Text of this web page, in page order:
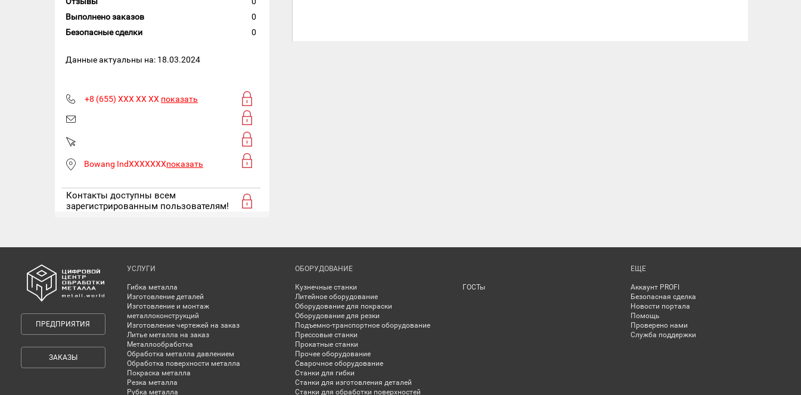
Выполнено заказов
0
Безопасные сделки
0
Данные актуальны на: 18.03.2024
+8 (655) XXX XX XX показать
Bowang IndXXXXXXXпоказать
Контакты доступны всем
зарегистрированным пользователям!
ПРЕДПРИЯТИЯ
ЗАКАЗЫ
УСЛУГИ
Гибка металла
Изготовление деталей
Изготовление и монтаж
металлоконструкций
Изготовление чертежей на заказ
Литье металла на заказ
Металлообработка
Обработка металла давлением
Обработка поверхности металла
Покраска металла
Резка металла
Рубка металла
ОБОРУДОВАНИЕ
Кузнечные станки
Литейное оборудование
Оборудование для покраски
Оборудование для резки
Подъемно-транспортное оборудование
Прессовые станки
Прокатные станки
Прочее оборудование
Сварочное оборудование
Станки для гибки
Станки для изготовления деталей
Станки для обработки поверхностей
ГОСТы
ЕЩЕ
Аккаунт PROFI
Безопасная сделка
Новости портала
Помощь
Проверено нами
Служба поддержки